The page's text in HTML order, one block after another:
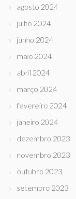
agosto 2024
julho 2024
junho 2024
maio 2024
abril 2024
março 2024
fevereiro 2024
janeiro 2024
dezembro 2023
novembro 2023
outubro 2023
setembro 2023